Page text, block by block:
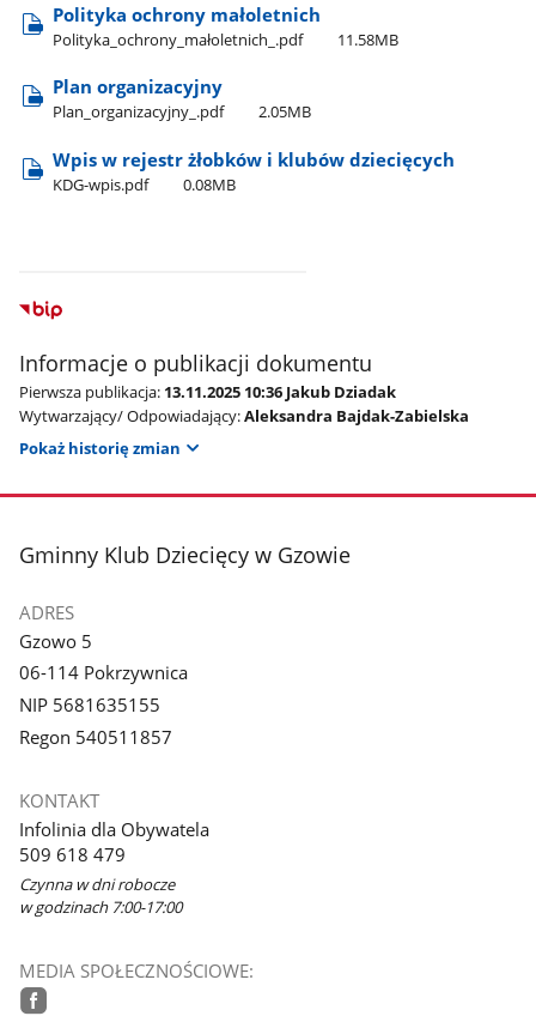
Polityka ochrony małoletnich
Polityka​_ochrony​_małoletnich​_.pdf 11.58MB
Plan organizacyjny
Plan​_organizacyjny​_.pdf 2.05MB
Wpis w rejestr żłobków i klubów dziecięcych
KDG-wpis.pdf 0.08MB
Informacje o publikacji dokumentu
Pierwsza publikacja: 13.11.2025 10:36 Jakub Dziadak
Wytwarzający/ Odpowiadający:Aleksandra Bajdak-Zabielska
Pokaż historię zmian
stopka
Gminny Klub Dziecięcy w Gzowie
ADRES
Gzowo 5
06-114 Pokrzywnica
NIP 5681635155
Regon 540511857
KONTAKT
Infolinia dla Obywatela
509 618 479
Czynna w dni robocze
w godzinach 7:00-17:00
MEDIA SPOŁECZNOŚCIOWE: